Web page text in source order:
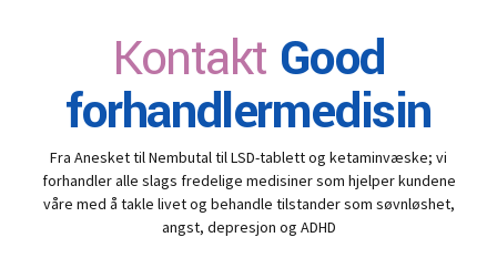
Kontakt Good
forhandlermedisin
Fra Anesket til Nembutal til LSD-tablett og ketaminvæske; vi
forhandler alle slags fredelige medisiner som hjelper kundene
våre med å takle livet og behandle tilstander som søvnløshet,
angst, depresjon og ADHD